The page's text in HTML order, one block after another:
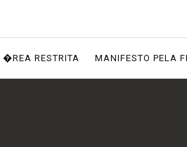
�REA RESTRITA MANIFESTO PELA